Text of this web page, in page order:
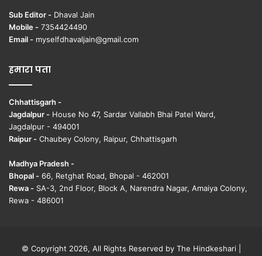
Sub Editor - Dhaval Jain
Mobile - 7354424490
Email - myselfdhavaljain@gmail.com
हमारा पता
Chhattisgarh -
Jagdalpur - House No 47, Sardar Vallabh Bhai Patel Ward,
Jagdalpur - 494001
Raipur - Chaubey Colony, Raipur, Chhattisgarh
Madhya Pradesh -
Bhopal - 66, Retghat Road, Bhopal - 462001
Rewa - SA-3, 2nd Floor, Block A, Narendra Nagar, Amaiya Colony,
Rewa - 486001
© Copyright 2026, All Rights Reserved by The Hindkeshari |